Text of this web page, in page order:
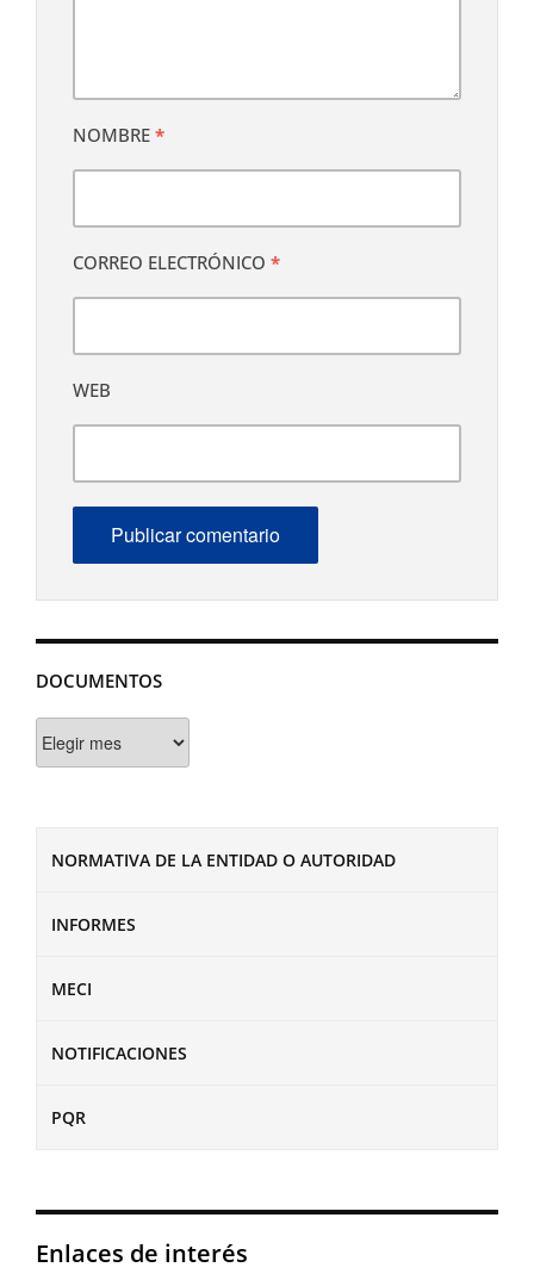
DOCUMENTOS
NORMATIVA DE LA ENTIDAD O AUTORIDAD
INFORMES
MECI
NOTIFICACIONES
PQR
Enlaces de interés
NOMBRE *
CORREO ELECTRÓNICO *
WEB